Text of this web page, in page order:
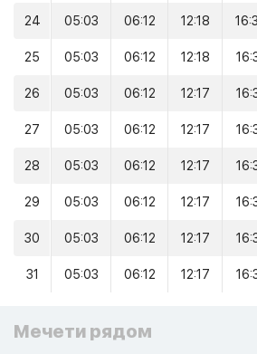
24 05:03 06:12 12:18
25 05:03 06:12 12:18
26 05:03 06:12 12:17
27 05:03 06:12 12:17
28 05:03 06:12 12:17
29 05:03 06:12 12:17
30 05:03 06:12 12:17
31 05:03 06:12 12:17
Мечети рядом